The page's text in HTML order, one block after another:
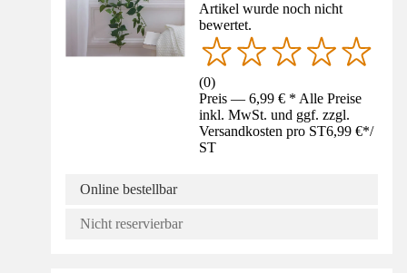
Artikel wurde noch nicht
bewertet.
(0)
Preis — 6,99 € * Alle Preise
inkl. MwSt. und ggf. zzgl.
Versandkosten pro ST6,99 €*/
ST
Online bestellbar
Nicht reservierbar